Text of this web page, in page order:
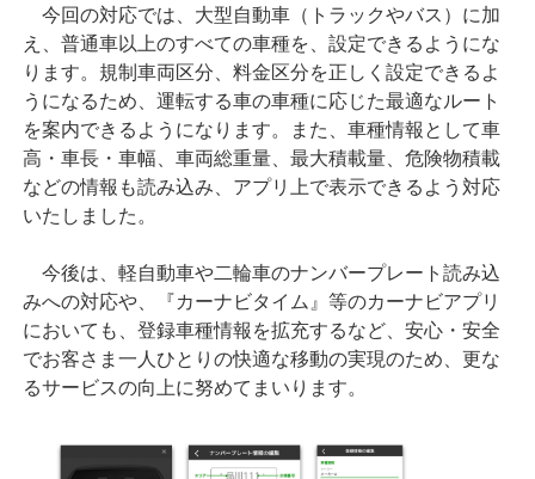
今回の対応では、大型自動車（トラックやバス）に加
え、普通車以上のすべての車種を、設定できるようにな
ります。規制車両区分、料金区分を正しく設定できるよ
うになるため、運転する車の車種に応じた最適なルート
を案内できるようになります。また、車種情報として車
高・車長・車幅、車両総重量、最大積載量、危険物積載
などの情報も読み込み、アプリ上で表示できるよう対応
いたしました。
今後は、軽自動車や二輪車のナンバープレート読み込
みへの対応や、『カーナビタイム』等のカーナビアプリ
においても、登録車種情報を拡充するなど、安心・安全
でお客さま一人ひとりの快適な移動の実現のため、更な
るサービスの向上に努めてまいります。